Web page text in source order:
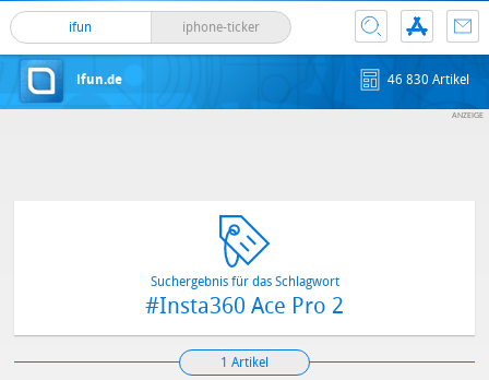
ifun iphone-ticker
ifun.de 46 830 Artikel
Suchergebnis für das Schlagwort
#Insta360 Ace Pro 2
1 Artikel